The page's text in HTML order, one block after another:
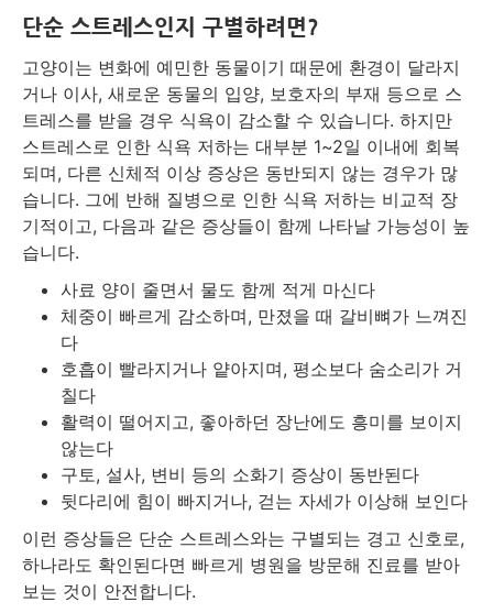
단순 스트레스인지 구별하려면?
고양이는 변화에 예민한 동물이기 때문에 환경이 달라지
거나 이사, 새로운 동물의 입양, 보호자의 부재 등으로 스
트레스를 받을 경우 식욕이 감소할 수 있습니다. 하지만
스트레스로 인한 식욕 저하는 대부분 1~2일 이내에 회복
되며, 다른 신체적 이상 증상은 동반되지 않는 경우가 많
습니다. 그에 반해 질병으로 인한 식욕 저하는 비교적 장
기적이고, 다음과 같은 증상들이 함께 나타날 가능성이 높
습니다.
사료 양이 줄면서 물도 함께 적게 마신다
체중이 빠르게 감소하며, 만졌을 때 갈비뼈가 느껴진
다
호흡이 빨라지거나 얕아지며, 평소보다 숨소리가 거
칠다
활력이 떨어지고, 좋아하던 장난에도 흥미를 보이지
않는다
구토, 설사, 변비 등의 소화기 증상이 동반된다
뒷다리에 힘이 빠지거나, 걷는 자세가 이상해 보인다
이런 증상들은 단순 스트레스와는 구별되는 경고 신호로,
하나라도 확인된다면 빠르게 병원을 방문해 진료를 받아
보는 것이 안전합니다.